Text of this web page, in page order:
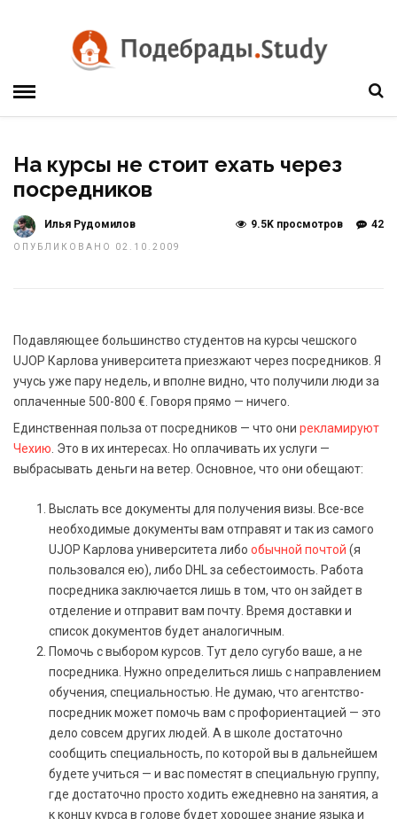
На курсы не стоит ехать через
посредников
Илья Рудомилов
ОПУБЛИКОВАНО 02.10.2009
42
9.5K просмотров
Подавляющее большинство студентов на курсы чешского
UJOP Карлова университета приезжают через посредников. Я
учусь уже пару недель, и вполне видно, что получили люди за
оплаченные 500-800 €. Говоря прямо — ничего.
Единственная польза от посредников — что они рекламируют
Чехию . Это в их интересах. Но оплачивать их услуги —
выбрасывать деньги на ветер. Основное, что они обещают:
Выслать все документы для получения визы. Все-все
необходимые документы вам отправят и так из самого
UJOP Карлова университета либо обычной почтой (я
пользовался ею), либо DHL за себестоимость. Работа
посредника заключается лишь в том, что он зайдет в
отделение и отправит вам почту. Время доставки и
список документов будет аналогичным.
Помочь с выбором курсов. Тут дело сугубо ваше, а не
посредника. Нужно определиться лишь с направлением
обучения, специальностью. Не думаю, что агентство-
посредник может помочь вам с профориентацией — это
дело совсем других людей. А в школе достаточно
сообщить специальность, по которой вы в дальнейшем
будете учиться — и вас поместят в специальную группу,
где достаточно просто ходить ежедневно на занятия, а
к концу курса в голове будет хорошее знание языка и